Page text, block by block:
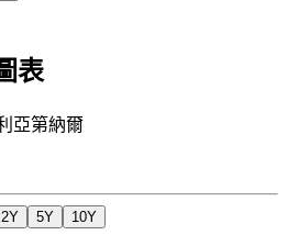
表
亞第納爾
2Y 5Y 10Y